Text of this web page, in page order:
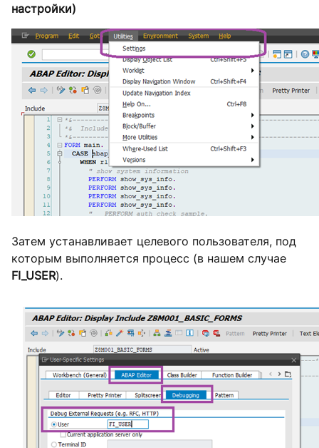
настройки)
Затем устанавливает целевого пользователя, под
которым выполняется процесс (в нашем случае
FI_USER).